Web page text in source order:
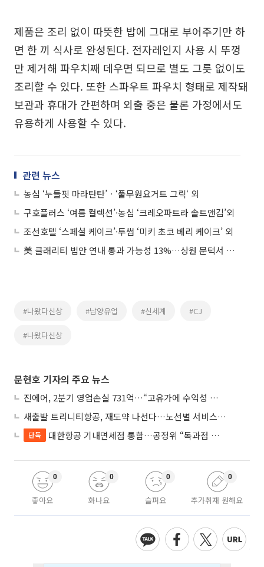
제품은 조리 없이 따뜻한 밥에 그대로 부어주기만 하
면 한 끼 식사로 완성된다. 전자레인지 사용 시 뚜껑
만 제거해 파우치째 데우면 되므로 별도 그릇 없이도
조리할 수 있다. 또한 스파우트 파우치 형태로 제작돼
보관과 휴대가 간편하며 외출 중은 물론 가정에서도
유용하게 사용할 수 있다.
관련 뉴스
농심 ‘누들핏 마라탄탄’ㆍ‘풀무원요거트 그릭‘ 외
구호플러스 ‘여름 컬렉션’·농심 ‘크레오파트라 솔트앤김’외
조선호텔 ‘스페셜 케이크’·투썸 ‘미키 초코 베리 케이크’ 외
美 클래리티 법안 연내 통과 가능성 13%…상원 문턱서 제동
#나왔다신상 #남양유업 #신세계 #CJ
#나왔다신상
문현호 기자의 주요 뉴스
진에어, 2분기 영업손실 731억…“고유가에 수익성 악화”
새출발 트리니티항공, 재도약 나선다…노선별 서비스 차별화
단독 대한항공 기내면세점 통합…공정위 “독과점 여부 따진다”
좋아요
0
화나요
0
슬퍼요
0
추가취재 원해요
0